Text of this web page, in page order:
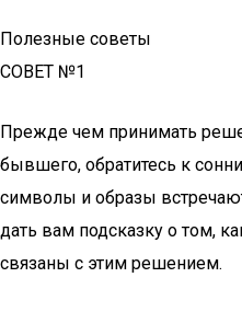
Полезные советы
СОВЕТ №1
Прежде чем принимать
бывшего, обратитесь к
символы и образы
дать вам подсказку о том,
связаны с этим решением.